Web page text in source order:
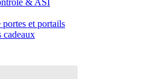
& ASI
et portails
cadeaux